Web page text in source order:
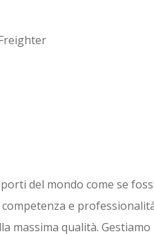
del mondo come se
e
qualità. Gestiamo